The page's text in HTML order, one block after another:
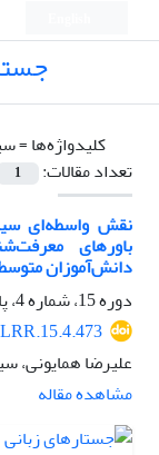
کلیدواژه‌ها =
تعداد مقالات:
1
نقش واسطه‌ای
باورهای
دانش‌آموزان
دوره 15، شماره 4، پاییز 1403، صفحه
علیرضا همایونی،
مشاهده مقاله